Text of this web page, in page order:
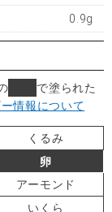
0.9g
で塗られた
情報について
くるみ
卵
アーモンド
いくら